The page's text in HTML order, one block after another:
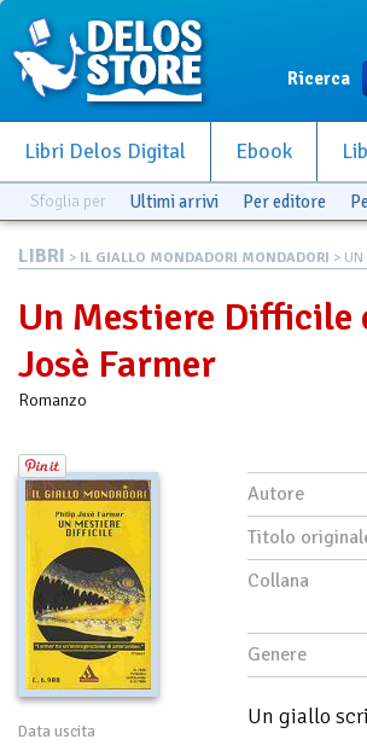
Ricerca
Libri Delos Digital Ebook
Sfoglia per Ultimi arrivi Per editore
LIBRI > IL GIALLO MONDADORI MONDADORI > UN
Un Mestiere Difficile
Josè Farmer
Romanzo
Data uscita
Autore
Titolo
Collana
Genere
Un giallo